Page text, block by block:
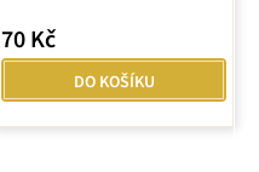
70 Kč
DO KOŠÍKU